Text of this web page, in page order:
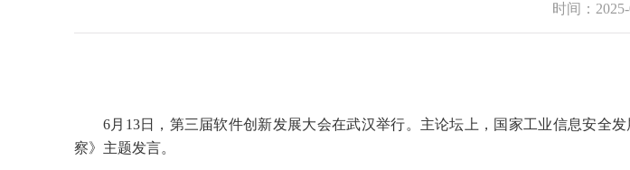
时间：
6月13日，第三届软件创新发展大会在武汉举行。主论坛上，国家工业信息安全
察》主题发言。